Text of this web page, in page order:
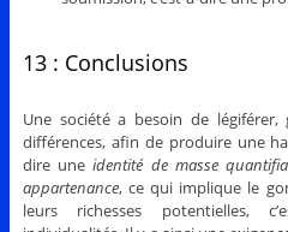
13 : Conclusions
Une société a besoin de
différences, afin de produire une
dire uneidentité de masse
appartenance, ce qui implique le
leurs richesses potentielles,